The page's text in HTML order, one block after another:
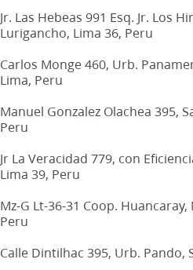
Jr. Las Hebeas 991 Esq. Jr. Los
Lurigancho, Lima 36, Peru
Carlos Monge 460, Urb.
Lima, Peru
Manuel Gonzalez Olachea 395,
Peru
Jr La Veracidad 779, con
Lima 39, Peru
Mz-G Lt-36-31 Coop. Huancaray,
Peru
Calle Dintilhac 395, Urb. Pando,